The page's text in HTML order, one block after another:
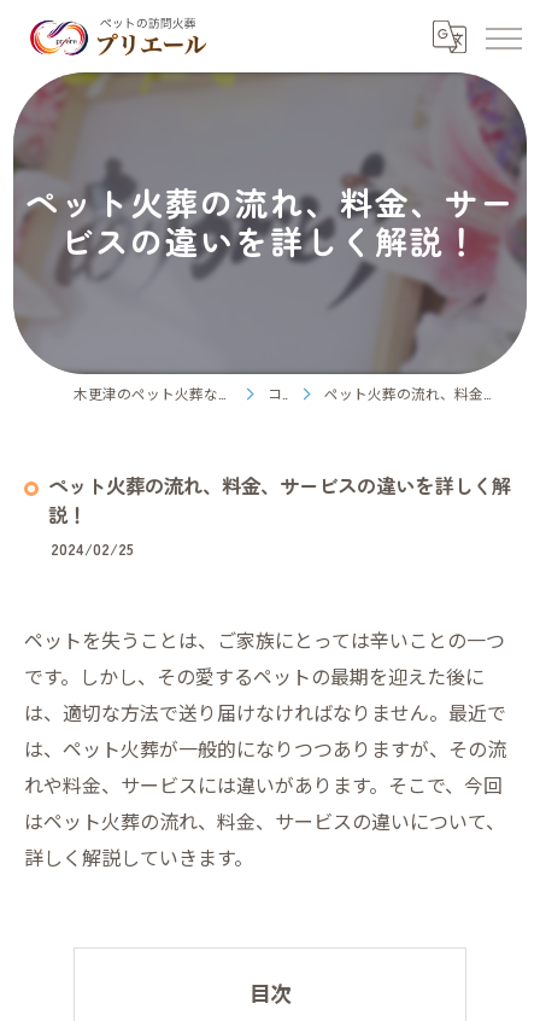
ペット火葬の流れ、料金、サー
ビスの違いを詳しく解説！
コラム ペット火葬の流れ、料金、サービスの違いを詳しく解説！
ペット火葬の流れ、料金、サービスの違いを詳しく解
説！
2024/02/25
ペットを失うことは、ご家族にとっては辛いことの一つ
です。しかし、その愛するペットの最期を迎えた後に
は、適切な方法で送り届けなければなりません。最近で
は、ペット火葬が一般的になりつつありますが、その流
れや料金、サービスには違いがあります。そこで、今回
はペット火葬の流れ、料金、サービスの違いについて、
詳しく解説していきます。
目次